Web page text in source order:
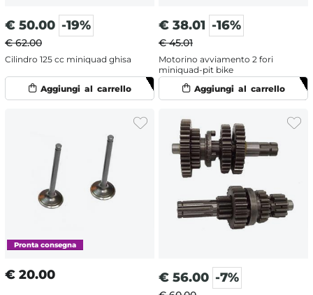
€ 50.00 -19%
€ 62.00
Cilindro 125 cc miniquad ghisa
€ 38.01 -16%
€ 45.01
Motorino avviamento 2 fori
miniquad-pit bike
€ 20.00 € 56.00 -7%